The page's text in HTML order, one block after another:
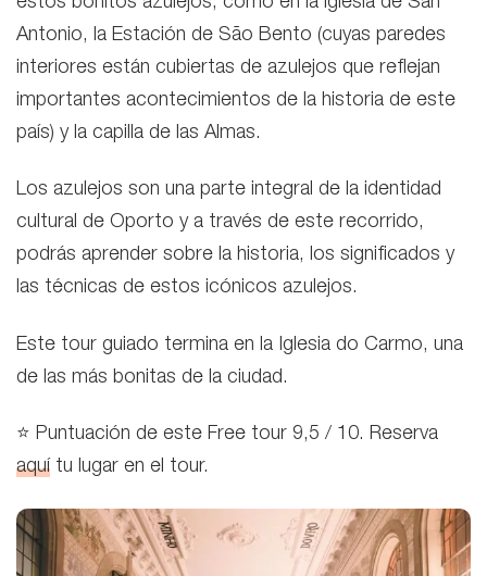
Antonio, la Estación de São Bento (cuyas paredes
interiores están cubiertas de azulejos que reflejan
importantes acontecimientos de la historia de este
país) y la capilla de las Almas.
Los azulejos son una parte integral de la identidad
cultural de Oporto y a través de este recorrido,
podrás aprender sobre la historia, los significados y
las técnicas de estos icónicos azulejos.
Este tour guiado termina en la Iglesia do Carmo, una
de las más bonitas de la ciudad.
⭐ Puntuación de este Free tour 9,5 / 10. Reserva
aquí tu lugar en el tour.